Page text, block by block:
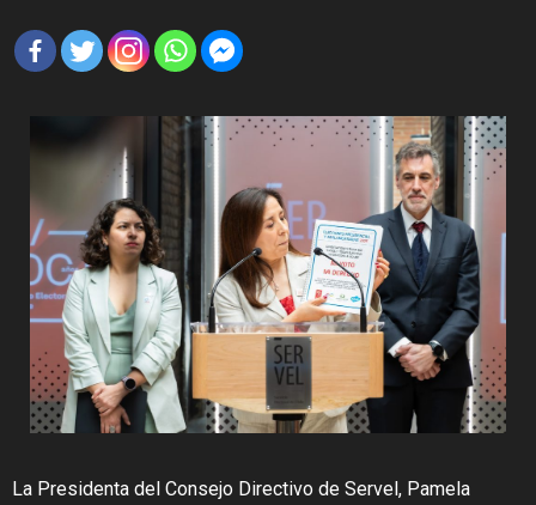
La Presidenta del Consejo Directivo de Servel, Pamela